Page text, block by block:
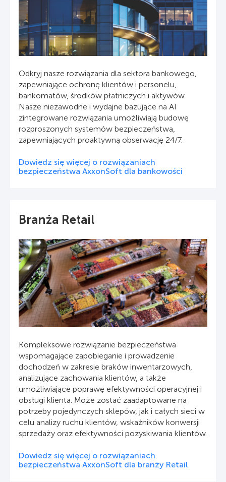
Odkryj nasze rozwiązania dla sektora bankowego,
zapewniające ochronę klientów i personelu,
bankomatów, środków płatniczych i aktywów.
Nasze niezawodne i wydajne bazujące na AI
zintegrowane rozwiązania umożliwiają budowę
rozproszonych systemów bezpieczeństwa,
zapewniających proaktywną obserwację 24/7.
Dowiedz się więcej o rozwiązaniach
bezpieczeństwa AxxonSoft dla bankowości
Branża Retail
Kompleksowe rozwiązanie bezpieczeństwa
wspomagające zapobieganie i prowadzenie
dochodzeń w zakresie braków inwentarzowych,
analizujące zachowania klientów, a także
umożliwiające poprawę efektywności operacyjnej i
obsługi klienta. Może zostać zaadaptowane na
potrzeby pojedynczych sklepów, jak i całych sieci w
celu analizy ruchu klientów, wskaźników konwersji
sprzedaży oraz efektywności pozyskiwania klientów.
Dowiedz się więcej o rozwiązaniach
bezpieczeństwa AxxonSoft dla branży Retail